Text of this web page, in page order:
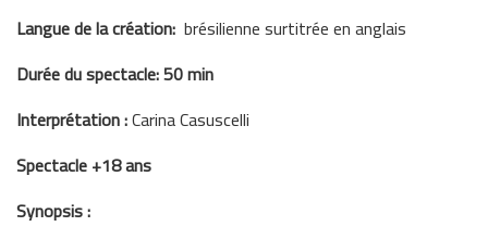
Langue de la création: brésilienne surtitrée en anglais
Durée du spectacle: 50 min
Interprétation :Carina Casuscelli
Spectacle +18 ans
Synopsis :